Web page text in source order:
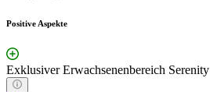
Positive Aspekte
Exklusiver Erwachsenenbereich Serenity